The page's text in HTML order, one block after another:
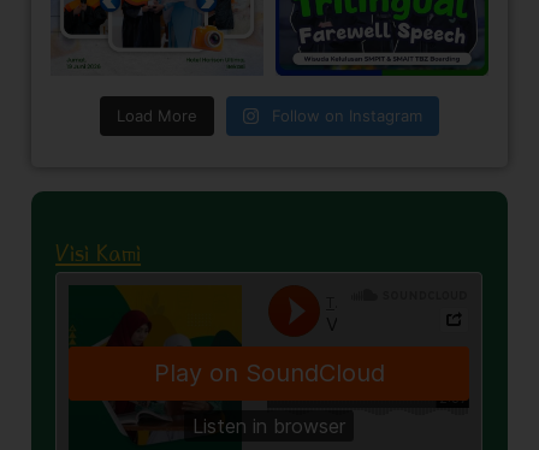
Load More Follow on Instagram
Visi Kami